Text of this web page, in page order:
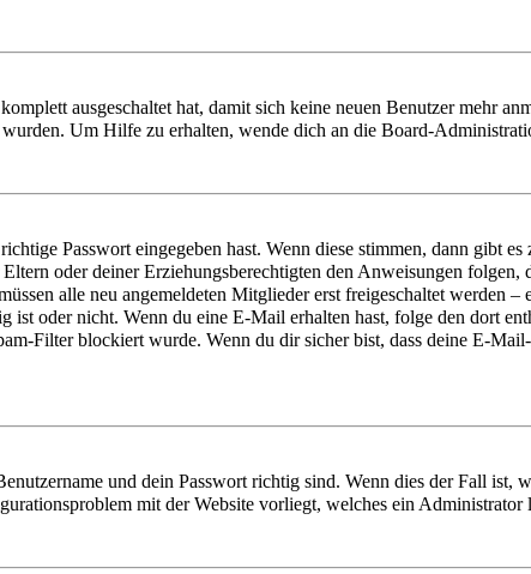
ausgeschaltet hat, damit sich keine neuen Benutzer mehr
Um Hilfe zu erhalten, wende dich an die Board-
Passwort eingegeben hast. Wenn diese stimmen, dann gibt
oder deiner Erziehungsberechtigten den Anweisungen
alle neu angemeldeten Mitglieder erst freigeschaltet werden
oder nicht. Wenn du eine E-Mail erhalten hast, folge den dort
Filter blockiert wurde. Wenn du dir sicher bist, dass deine E-
und dein Passwort richtig sind. Wenn dies der Fall ist,
mit der Website vorliegt, welches ein Administrator